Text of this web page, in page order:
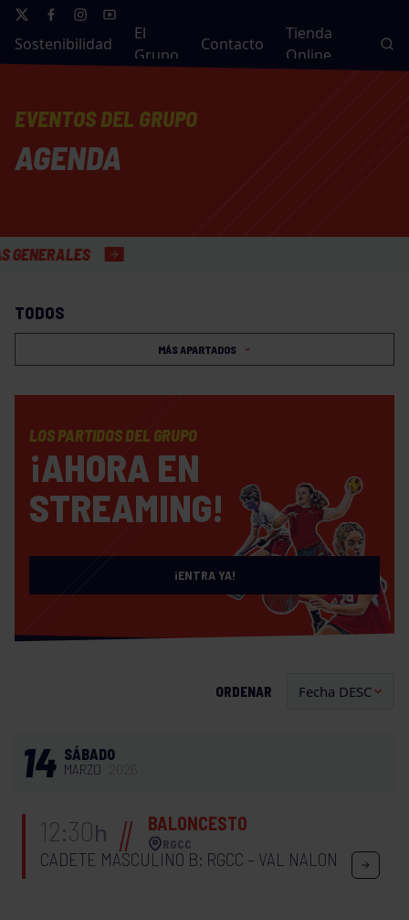
Sostenibilidad
El
Grupo
Contacto
Tienda
Online
EVENTOS DEL GRUPO
AGENDA
TODOS
MÁS APARTADOS
LOS PARTIDOS DEL GRUPO
¡AHORA EN
STREAMING!
¡ENTRA YA!
ORDENAR
14 SÁBADO
MARZO
12:30h BALONCESTO
RGCC
CADETE MASCULINO B: RGCC – VAL NALON